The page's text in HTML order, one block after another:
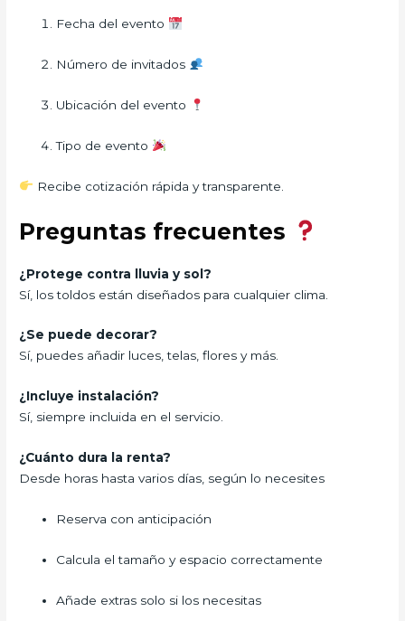
Fecha del evento
Número de invitados
Ubicación del evento
Tipo de evento
Recibe cotización rápida y transparente.
Preguntas frecuentes
¿Protege contra lluvia y sol?
Sí, los toldos están diseñados para cualquier clima.
¿Se puede decorar?
Sí, puedes añadir luces, telas, flores y más.
¿Incluye instalación?
Sí, siempre incluida en el servicio.
¿Cuánto dura la renta?
Desde horas hasta varios días, según lo necesites
Reserva con anticipación
Calcula el tamaño y espacio correctamente
Añade extras solo si los necesitas